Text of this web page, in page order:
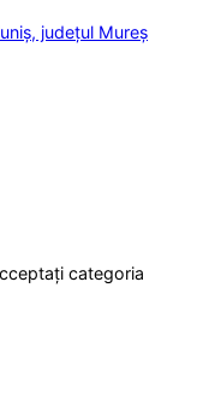
județul Mureș
categoria